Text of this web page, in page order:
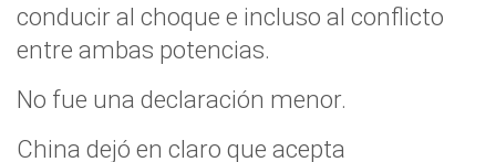
conducir al choque e incluso al conflicto
entre ambas potencias.
No fue una declaración menor.
China dejó en claro que acepta